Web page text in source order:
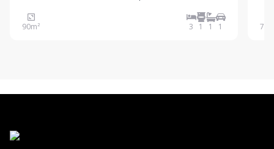
Condomínio:.R$1.600,00 IPTU:.R$180,00
90m² 3 1 1 1 75